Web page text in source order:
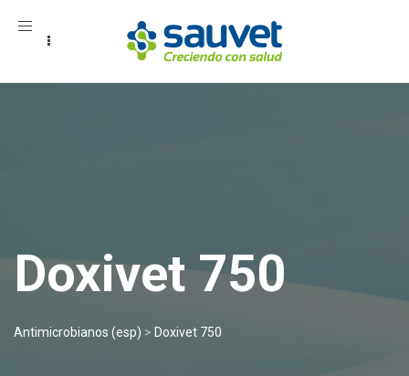
Toggle
Doxivet 750
Antimicrobianos (esp) > Doxivet 750